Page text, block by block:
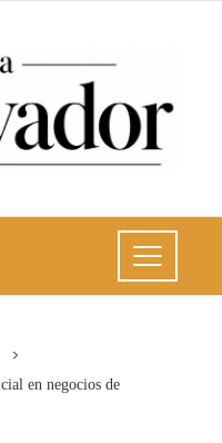
en negocios de